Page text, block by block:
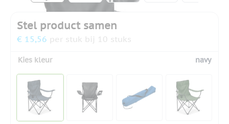
Stel product samen
€ 15,56 per stuk bij 10 stuks
Kies kleur navy